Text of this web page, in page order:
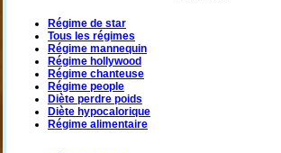
Régime de star
Tous les régimes
Régime mannequin
Régime hollywood
Régime chanteuse
Régime people
Diète perdre poids
Diète hypocalorique
Régime alimentaire